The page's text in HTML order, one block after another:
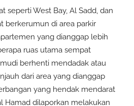
seperti West Bay, Al Sadd, dan
berkerumun di area parkir
yang dianggap lebih
ruas utama sempat
berhenti mendadak atau
dari area yang dianggap
yang hendak mendarat
Hamad dilaporkan melakukan